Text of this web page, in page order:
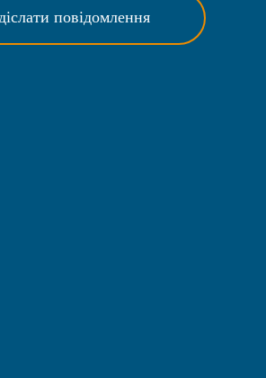
повідомлення